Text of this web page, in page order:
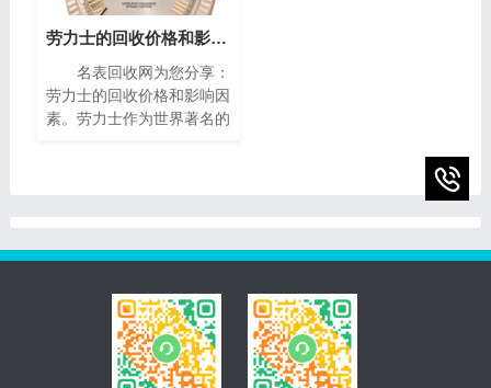
南，帮助您获取最高回收
价。
劳力士的回收价格和影响因素(影响劳力士回收价格的因素)
名表回收网为您分享：
劳力士的回收价格和影响因
素。劳力士作为世界著名的